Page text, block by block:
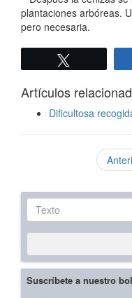
plantaciones arbóreas.
pero necesaria.
Artículos
Dificultosa
Texto
Suscríbete a nuestro